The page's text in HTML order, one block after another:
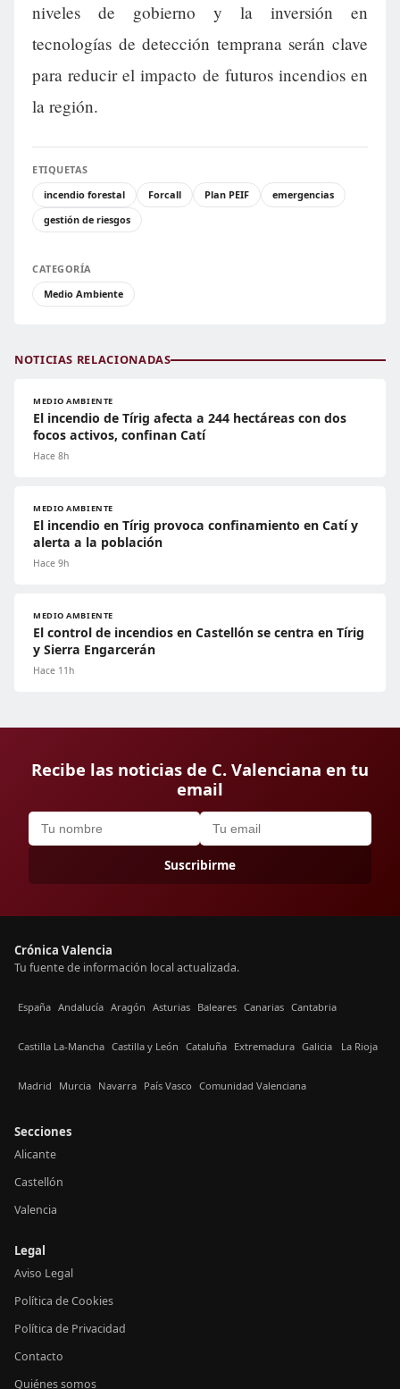
niveles de gobierno y la inversión en
tecnologías de detección temprana serán clave
para reducir el impacto de futuros incendios en
la región.
ETIQUETAS
incendio forestal
Forcall Plan PEIF
emergencias
gestión de riesgos
CATEGORÍA
Medio Ambiente
NOTICIAS RELACIONADAS
MEDIO AMBIENTE
El incendio de Tírig afecta a 244 hectáreas con dos
focos activos, confinan Catí
Hace 8h
MEDIO AMBIENTE
El incendio en Tírig provoca confinamiento en Catí y
alerta a la población
Hace 9h
MEDIO AMBIENTE
El control de incendios en Castellón se centra en Tírig
y Sierra Engarcerán
Hace 11h
Recibe las noticias de C. Valenciana en tu
email
Suscribirme
Crónica Valencia
Tu fuente de información local actualizada.
España Andalucía Aragón Asturias Baleares Canarias Cantabria
Castilla La-Mancha Castilla y León Cataluña Extremadura Galicia La Rioja
Madrid Murcia Navarra País Vasco Comunidad Valenciana
Secciones
Alicante
Castellón
Valencia
Legal
Aviso Legal
Política de Cookies
Política de Privacidad
Contacto
Quiénes somos